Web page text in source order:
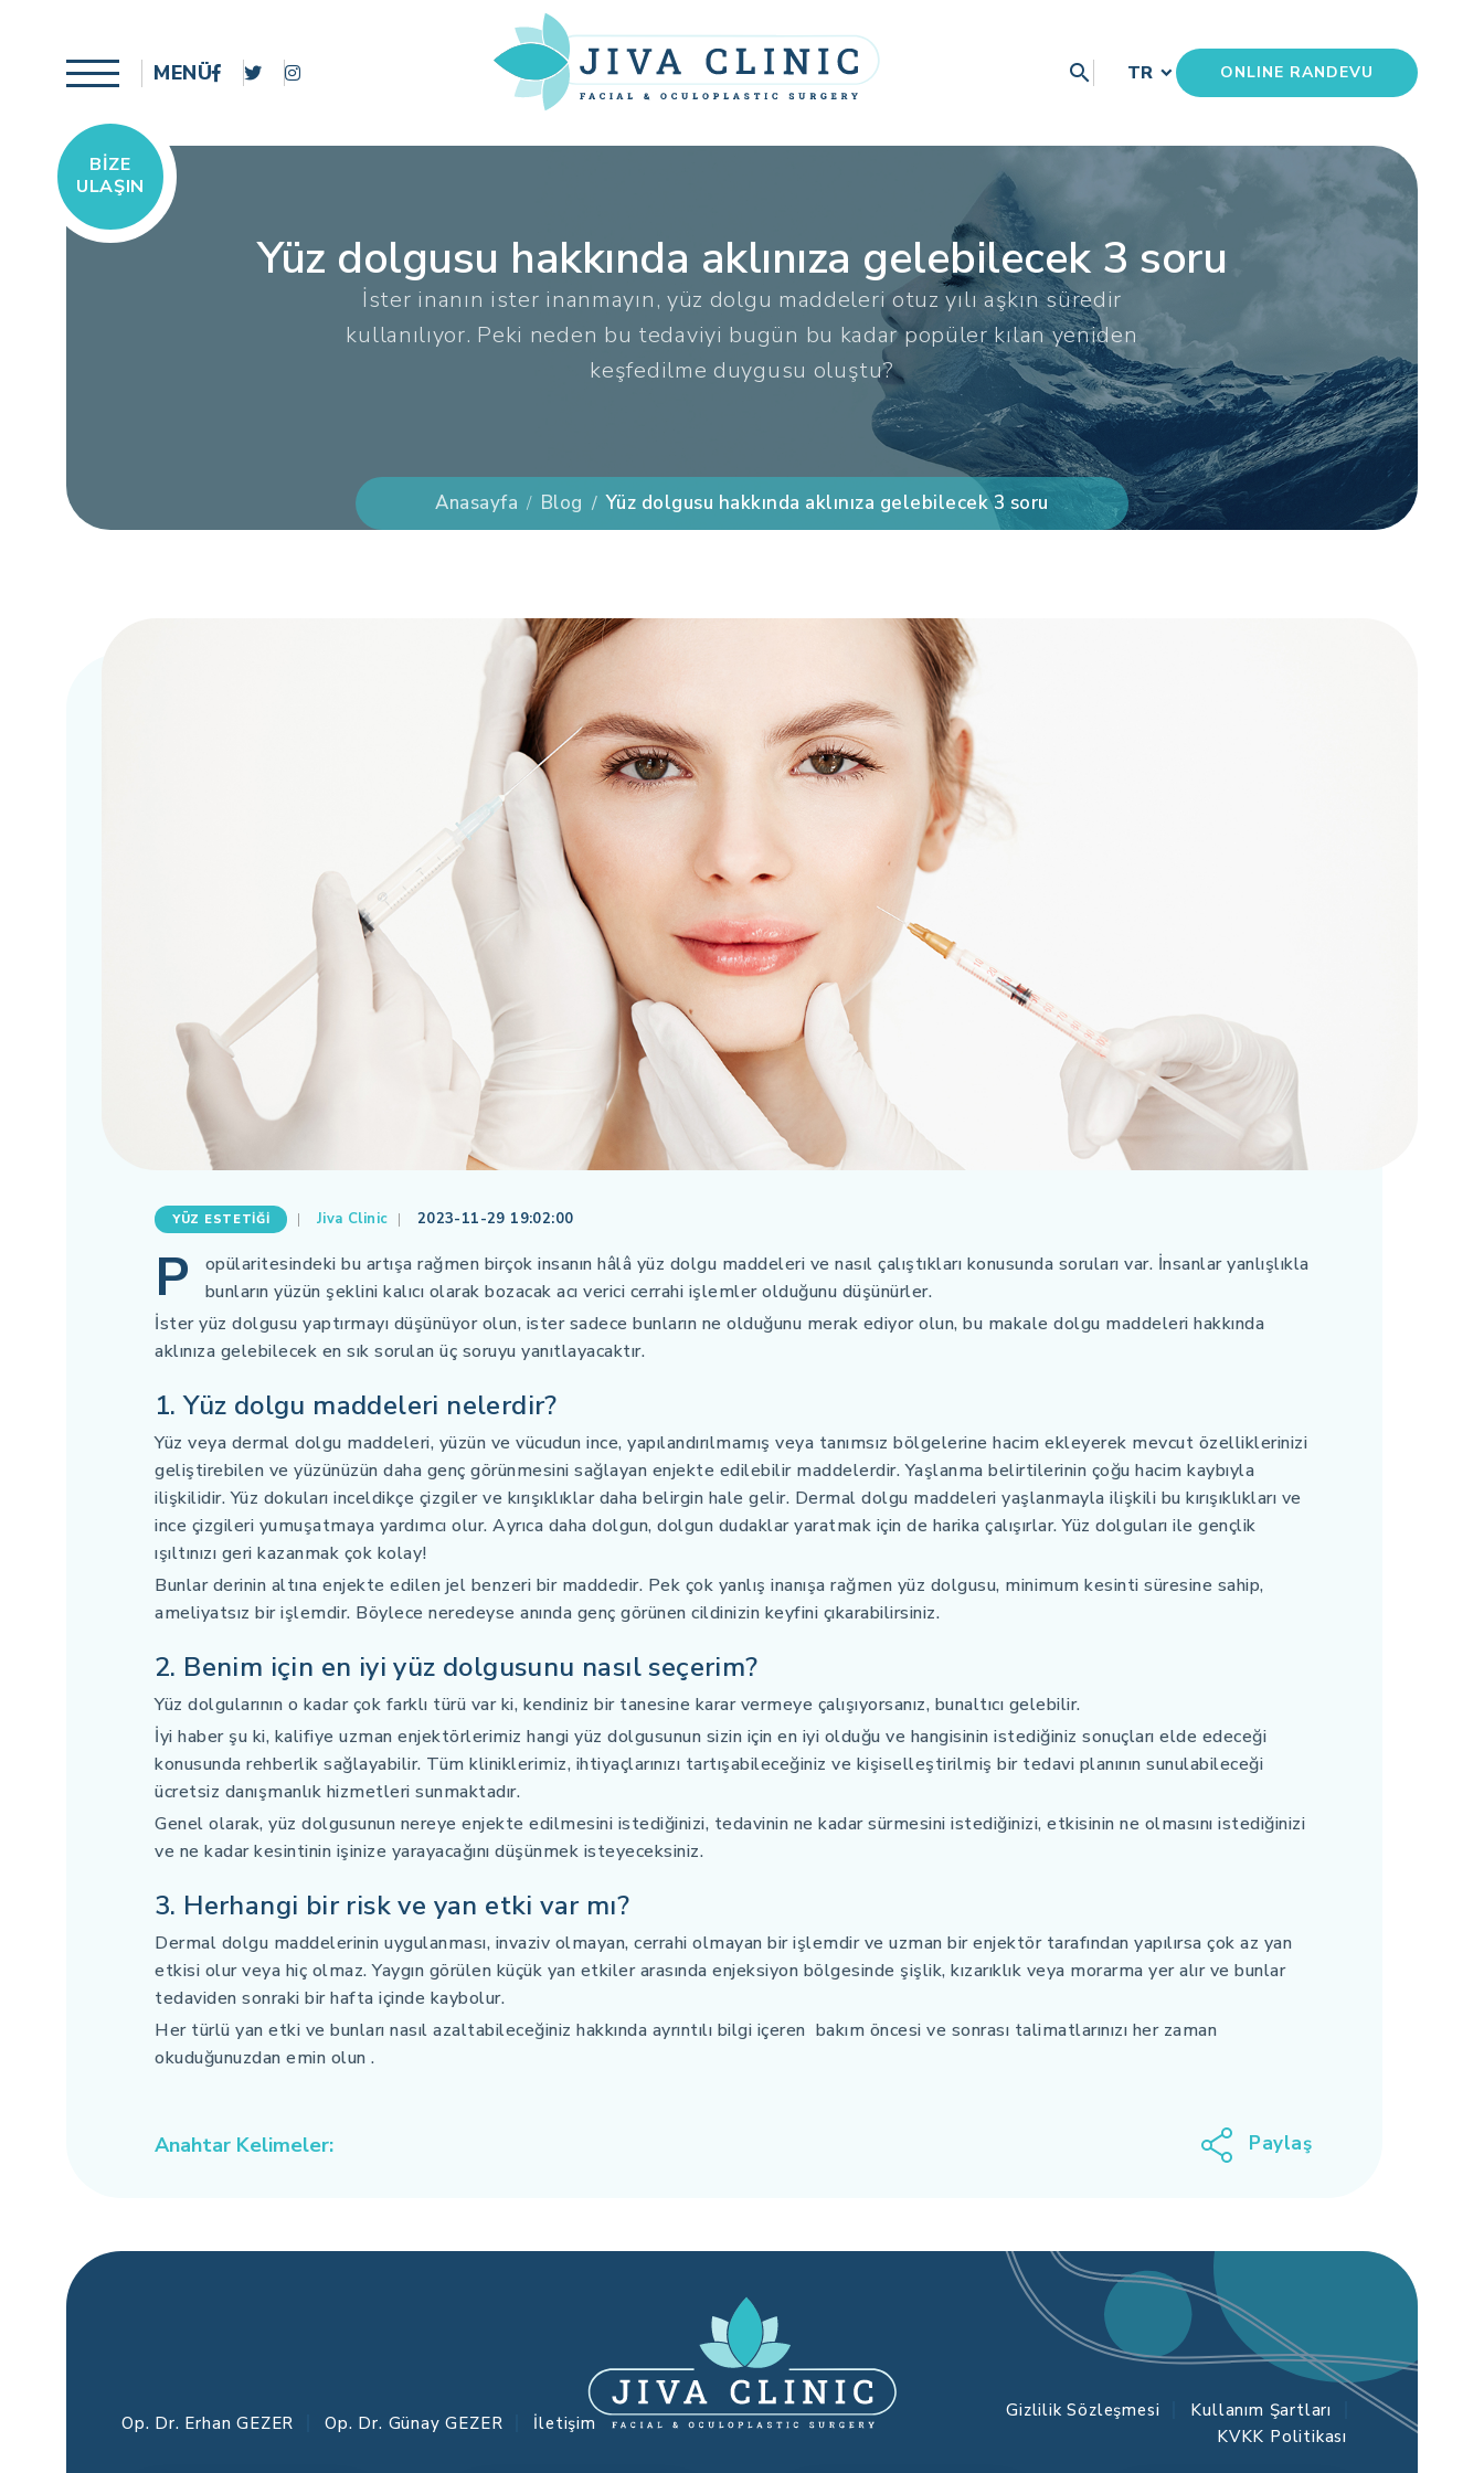
MENÜ search TR ONLINE RANDEVU
BIZE
ULAŞIN
Yüz dolgusu hakkında aklınıza gelebilecek 3 soru
İster inanın ister inanmayın, yüz dolgu maddeleri otuz yılı aşkın süredir
kullanılıyor. Peki neden bu tedaviyi bugün bu kadar popüler kılan yeniden
keşfedilme duygusu oluştu?
Anasayfa Blog Yüz dolgusu hakkında aklınıza gelebilecek 3 soru
YÜZ ESTETIĞI Jiva Clinic 2023-11-29 19:02:00
P
opülaritesindeki bu artışa rağmen birçok insanın hâlâ yüz dolgu maddeleri ve nasıl çalıştıkları konusunda soruları var. İnsanlar yanlışlıkla
bunların yüzün şeklini kalıcı olarak bozacak acı verici cerrahi işlemler olduğunu düşünürler.
İster yüz dolgusu yaptırmayı düşünüyor olun, ister sadece bunların ne olduğunu merak ediyor olun, bu makale dolgu maddeleri hakkında
aklınıza gelebilecek en sık sorulan üç soruyu yanıtlayacaktır.
1. Yüz dolgu maddeleri nelerdir?
Yüz veya dermal dolgu maddeleri, yüzün ve vücudun ince, yapılandırılmamış veya tanımsız bölgelerine hacim ekleyerek mevcut özelliklerinizi
geliştirebilen ve yüzünüzün daha genç görünmesini sağlayan enjekte edilebilir maddelerdir. Yaşlanma belirtilerinin çoğu hacim kaybıyla
ilişkilidir. Yüz dokuları inceldikçe çizgiler ve kırışıklıklar daha belirgin hale gelir. Dermal dolgu maddeleri yaşlanmayla ilişkili bu kırışıklıkları ve
ince çizgileri yumuşatmaya yardımcı olur. Ayrıca daha dolgun, dolgun dudaklar yaratmak için de harika çalışırlar. Yüz dolguları ile gençlik
ışıltınızı geri kazanmak çok kolay!
Bunlar derinin altına enjekte edilen jel benzeri bir maddedir. Pek çok yanlış inanışa rağmen yüz dolgusu, minimum kesinti süresine sahip,
ameliyatsız bir işlemdir. Böylece neredeyse anında genç görünen cildinizin keyfini çıkarabilirsiniz.
2. Benim için en iyi yüz dolgusunu nasıl seçerim?
Yüz dolgularının o kadar çok farklı türü var ki, kendiniz bir tanesine karar vermeye çalışıyorsanız, bunaltıcı gelebilir.
İyi haber şu ki, kalifiye uzman enjektörlerimiz hangi yüz dolgusunun sizin için en iyi olduğu ve hangisinin istediğiniz sonuçları elde edeceği
konusunda rehberlik sağlayabilir. Tüm kliniklerimiz, ihtiyaçlarınızı tartışabileceğiniz ve kişiselleştirilmiş bir tedavi planının sunulabileceği
ücretsiz danışmanlık hizmetleri sunmaktadır.
Genel olarak, yüz dolgusunun nereye enjekte edilmesini istediğinizi, tedavinin ne kadar sürmesini istediğinizi, etkisinin ne olmasını istediğinizi
ve ne kadar kesintinin işinize yarayacağını düşünmek isteyeceksiniz.
3. Herhangi bir risk ve yan etki var mı?
Dermal dolgu maddelerinin uygulanması, invaziv olmayan, cerrahi olmayan bir işlemdir ve uzman bir enjektör tarafından yapılırsa çok az yan
etkisi olur veya hiç olmaz. Yaygın görülen küçük yan etkiler arasında enjeksiyon bölgesinde şişlik, kızarıklık veya morarma yer alır ve bunlar
tedaviden sonraki bir hafta içinde kaybolur.
Her türlü yan etki ve bunları nasıl azaltabileceğiniz hakkında ayrıntılı bilgi içeren bakım öncesi ve sonrası talimatlarınızı her zaman
okuduğunuzdan emin olun .
Anahtar Kelimeler: Paylaş
Op. Dr. Erhan GEZER Op. Dr. Günay GEZER İletişim
Gizlilik Sözleşmesi
Kullanım Şartları
KVKK Politikası